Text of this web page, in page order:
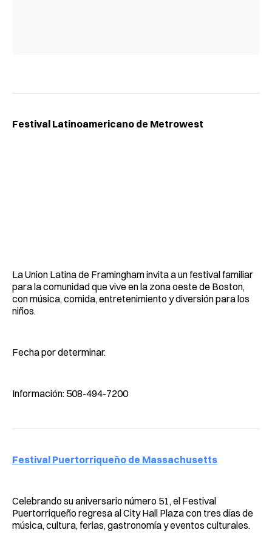
Festival Latinoamericano de Metrowest
La Union Latina de Framingham invita a un festival familiar
para la comunidad que vive en la zona oeste de Boston,
con música, comida, entretenimiento y diversión para los
niños.
Fecha por determinar.
Información: 508-494-7200
Festival Puertorriqueño de Massachusetts
Celebrando su aniversario número 51, el Festival
Puertorriqueño regresa al City Hall Plaza con tres días de
música, cultura, ferias, gastronomía y eventos culturales.